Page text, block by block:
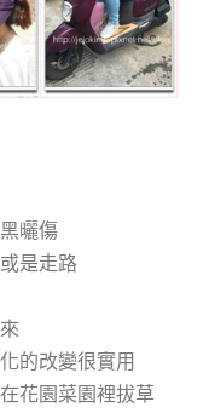
曬傷
是走路
的改變很實用
花園菜園裡拔草